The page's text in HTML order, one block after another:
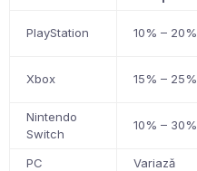
PlayStation 10% – 20%
Xbox 15% – 25%
Nintendo
Switch
10% – 30%
PC Variază